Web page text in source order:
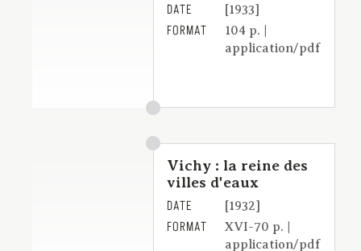
DATE [1933]
FORMAT
104 p. |
application/pdf
Vichy : la reine des
villes d'eaux
DATE [1932]
FORMAT
XVI-70 p. |
application/pdf